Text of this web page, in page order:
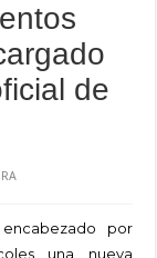
de
por
una nueva